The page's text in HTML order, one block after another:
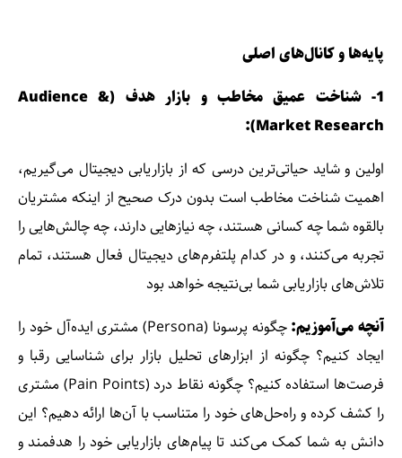
پایه‌ها و کانال‌های اصلی
- شناخت عمیق مخاطب و بازار هدف (Audience &
Market Research):
اولین و شاید حیاتی‌ترین درسی که از بازاریابی دیجیتال می‌گیریم،
اهمیت شناخت مخاطب است بدون درک صحیح از اینکه مشتریان
بالقوه شما چه کسانی هستند، چه نیازهایی دارند، چه چالش‌هایی را
تجربه می‌کنند، و در کدام پلتفرم‌های دیجیتال فعال هستند، تمام
تلاش‌های بازاریابی شما بی‌نتیجه خواهد بود
آنچه می‌آموزیم:
چگونه پرسونا (Persona) مشتری ایده‌آل خود را
ایجاد کنیم؟ چگونه از ابزارهای تحلیل بازار برای شناسایی رقبا و
فرصت‌ها استفاده کنیم؟ چگونه نقاط درد (Pain Points) مشتری
را کشف کرده و راه‌حل‌های خود را متناسب با آن‌ها ارائه دهیم؟ این
دانش به شما کمک می‌کند تا پیام‌های بازاریابی خود را هدفمند و